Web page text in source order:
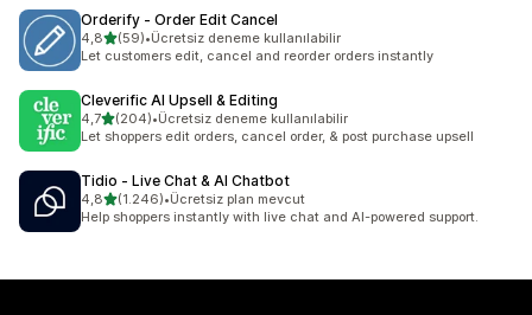
Orderify ‑ Order Edit Cancel
4,85 yıldız üzerinden
(59)
toplam 59 değerlendirme
•Ücretsiz deneme kullanılabilir
Let customers edit, cancel and reorder orders instantly
Cleverific AI Upsell & Editing
4,75 yıldız üzerinden
(204)
toplam 204 değerlendirme
•Ücretsiz deneme kullanılabilir
Let shoppers edit orders, cancel order, & post purchase upsell
Tidio ‑ Live Chat & AI Chatbot
4,85 yıldız üzerinden
(1.246)
toplam 1246 değerlendirme
•Ücretsiz plan mevcut
Help shoppers instantly with live chat and AI-powered support.